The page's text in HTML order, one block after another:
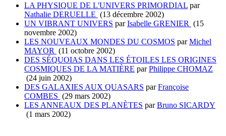
LA PHYSIQUE DE L'UNIVERS PRIMORDIAL par
Nathalie DERUELLE (13 décembre 2002)
UN VIBRANT UNIVERS parIsabelle GRENIER (15
novembre 2002)
LES NOUVEAUX MONDES DU COSMOS parMichel
MAYOR (11 octobre 2002)
DES SÉQUOIAS DANS LES ÉTOILES LES ORIGINES
COSMIQUES DE LA MATIÈRE parPhilippe CHOMAZ
(24 juin 2002)
DES GALAXIES AUX QUASARS parFrançoise
COMBES (29 mars 2002)
LES ANNEAUX DES PLANÈTES parBruno SICARDY
(1 mars 2002)